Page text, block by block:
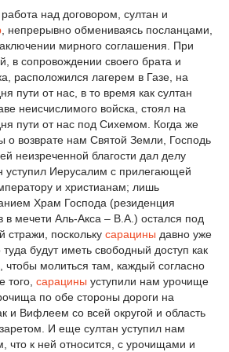
над договором, султан и
, непрерывно обмениваясь посланцами,
мирного соглашения. При
в сопровождении своего брата и
расположился лагерем в Газе, на
пути от нас, в то время как султан
неисчислимого войска, стоял на
пути от нас под Сихемом. Когда же
о возврате нам Святой Земли, Господь
неизреченной благости дал делу
уступил Иерусалим с прилегающей
и христианам; лишь
Храм Господа (резиденция
мечети Аль-Акса – В.А.) остался под
стражи, поскольку сарацины давно уже
будут иметь свободный доступ как
чтобы молиться там, каждый согласно
того, сарацины уступили нам урочище
по обе стороны дороги на
и Вифлеем со всей округой и область
И еще султан уступил нам
что к ней относится, с урочищами и